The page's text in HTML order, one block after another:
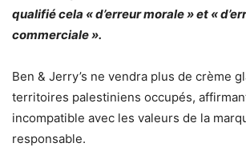
qualifié cela « d’erreur morale » et «
commerciale ».
Ben & Jerry’s ne vendra plus de crème
territoires palestiniens occupés,
incompatible avec les valeurs de la
responsable.